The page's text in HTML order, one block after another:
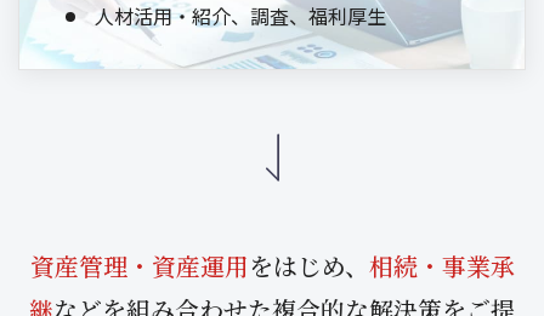
人材活用・紹介、調査、福利厚生
資産管理・資産運用をはじめ、 相続・事業承